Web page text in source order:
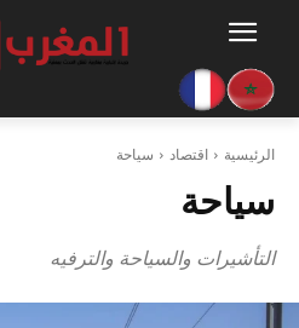
الرئيسية اقتصاد سياحة
سياحة
التأشيرات والسياحة والترفيه